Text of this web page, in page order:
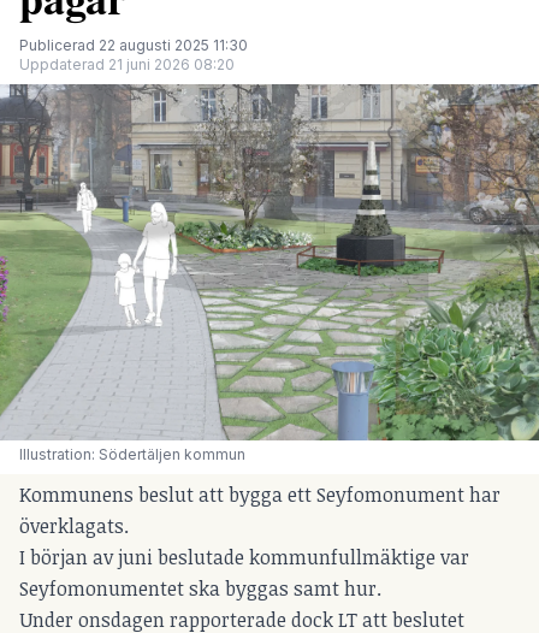
Publicerad 22 augusti 2025 11:30
Uppdaterad 21 juni 2026 08:20
Illustration: Södertäljen kommun
Kommunens beslut att bygga ett Seyfomonument har
överklagats.
I början av juni beslutade kommunfullmäktige var
Seyfomonumentet ska byggas samt hur.
Under onsdagen rapporterade dock LT att beslutet